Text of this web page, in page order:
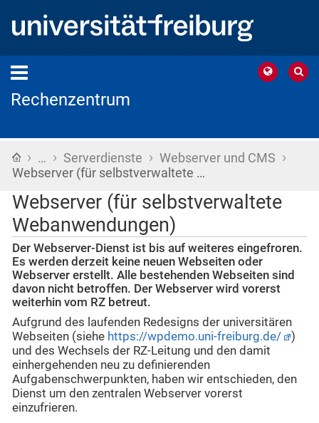
Rechenzentrum
Startseite
› … › Serverdienste › Webserver und CMS ›
Webserver (für selbstverwaltete …
Webserver (für selbstverwaltete
Webanwendungen)
Der Webserver-Dienst ist bis auf weiteres eingefroren.
Es werden derzeit keine neuen Webseiten oder
Webserver erstellt. Alle bestehenden Webseiten sind
davon nicht betroffen. Der Webserver wird vorerst
weiterhin vom RZ betreut.
Aufgrund des laufenden Redesigns der universitären
Webseiten (siehe https://wpdemo.uni-freiburg.de/
)
und des Wechsels der RZ-Leitung und den damit
einhergehenden neu zu definierenden
Aufgabenschwerpunkten, haben wir entschieden, den
Dienst um den zentralen Webserver vorerst
einzufrieren.